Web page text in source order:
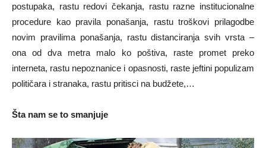
postupaka, rastu redovi čekanja, rastu razne institucionalne
procedure kao pravila ponašanja, rastu troškovi prilagodbe
novim pravilima ponašanja, rastu distanciranja svih vrsta –
ona od dva metra malo ko poštiva, raste promet preko
interneta, rastu nepoznanice i opasnosti, raste jeftini populizam
političara i stranaka, rastu pritisci na budžete,…
Šta nam se to smanjuje